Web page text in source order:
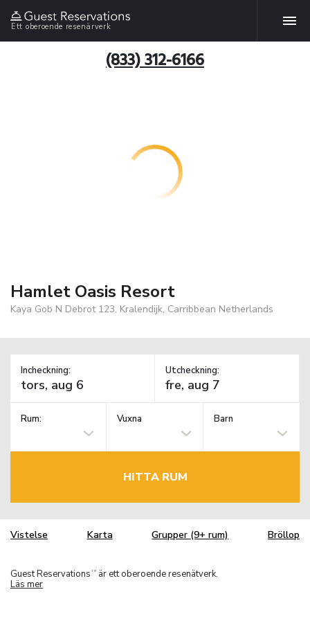
Ett oberoende resenärverk
(833) 312-6166
Hamlet Oasis Resort
Kaya Gob N Debrot 123, Kralendijk, Carribbean Netherlands
Incheckning: Utcheckning:
Rum: Vuxna Barn
HITTA RUM
Vistelse Karta Grupper (9+ rum) Bröllop
Guest Reservations TM
är ett oberoende resenätverk.
Läs mer